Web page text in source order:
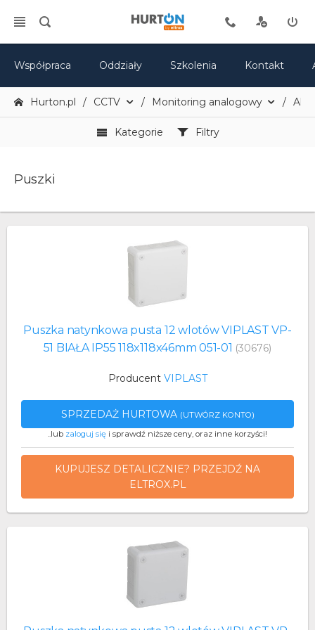
Współpraca Oddziały Szkolenia Kontakt
Hurton.pl CCTV Monitoring analogowy
Kategorie Filtry
Puszki
Puszka natynkowa pusta 12 wlotów VIPLAST VP-
51 BIAŁA IP55 118x118x46mm 051-01 (30676)
Producent VIPLAST
SPRZEDAŻ HURTOWA (UTWÓRZ KONTO)
..lub zaloguj się i sprawdź niższe ceny, oraz inne korzyści!
KUPUJESZ DETALICZNIE? PRZEJDŹ NA
ELTROX.PL